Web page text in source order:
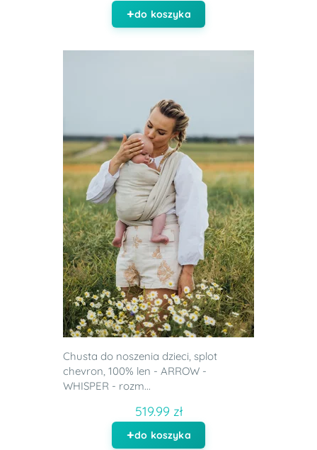
do koszyka
Chusta do noszenia dzieci, splot
chevron, 100% len - ARROW -
WHISPER - rozm...
519.99 zł
do koszyka